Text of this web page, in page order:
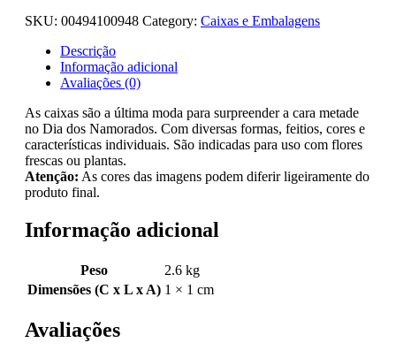
SKU: 00494100948 Category: Caixas e Embalagens
Descrição
Informação adicional
Avaliações (0)
As caixas são a última moda para surpreender a cara metade
no Dia dos Namorados. Com diversas formas, feitios, cores e
características individuais. São indicadas para uso com flores
frescas ou plantas.
Atenção: As cores das imagens podem diferir ligeiramente do
produto final.
Informação adicional
Peso
2.6 kg
Dimensões (C x L x A) 1 × 1 cm
Avaliações